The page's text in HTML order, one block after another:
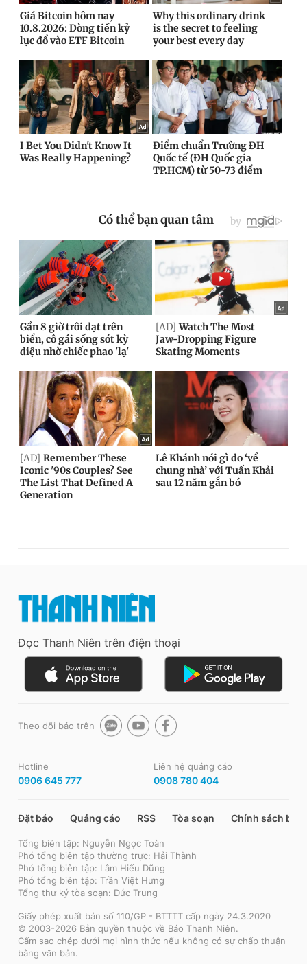
Đọc Thanh Niên trên điện thoại
Theo dõi báo trên
Hotline
0906 645 777
Liên hệ quảng cáo
0908 780 404
Đặt báo Quảng cáo RSS Tòa soạn Chính sách bảo
Tổng biên tập: Nguyễn Ngọc Toàn
Phó tổng biên tập thường trực: Hải Thành
Phó tổng biên tập: Lâm Hiếu Dũng
Phó tổng biên tập: Trần Việt Hưng
Tổng thư ký tòa soạn: Đức Trung
Giấy phép xuất bản số 110/GP - BTTTT cấp ngày 24.3.2020
© 2003-2026 Bản quyền thuộc về Báo Thanh Niên.
Cấm sao chép dưới mọi hình thức nếu không có sự chấp thuận
bằng văn bản.